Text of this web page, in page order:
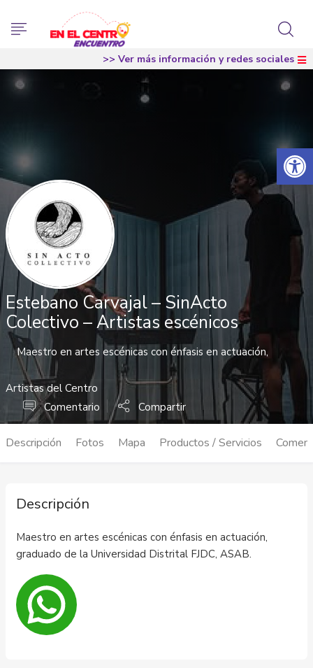
Abrir
>> Ver más información y redes sociales
Estebano Carvajal – SinActo
Colectivo – Artistas escénicos
Maestro en artes escénicas con énfasis en actuación,
Artistas del Centro
Comentario
Compartir
Descripción Fotos Mapa Productos / Servicios
Descripción
Maestro en artes escénicas con énfasis en actuación,
graduado de la Universidad Distrital FJDC, ASAB.